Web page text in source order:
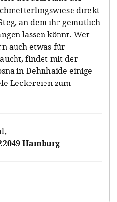
direkt
an dem ihr gemütlich
lassen könnt. Wer
auch etwas für
findet mit der
in Dehnhaide einige
Leckereien zum
,
Hamburg